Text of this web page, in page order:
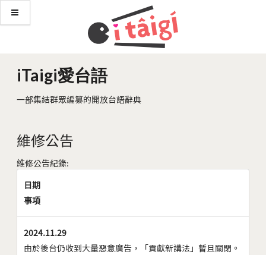
iTaigi愛台語
一部集結群眾編纂的開放台語辭典
維修公告
維修公告紀錄:
日期
事項
2024.11.29
由於後台仍收到大量惡意廣告，「貢獻新講法」暫且關閉。